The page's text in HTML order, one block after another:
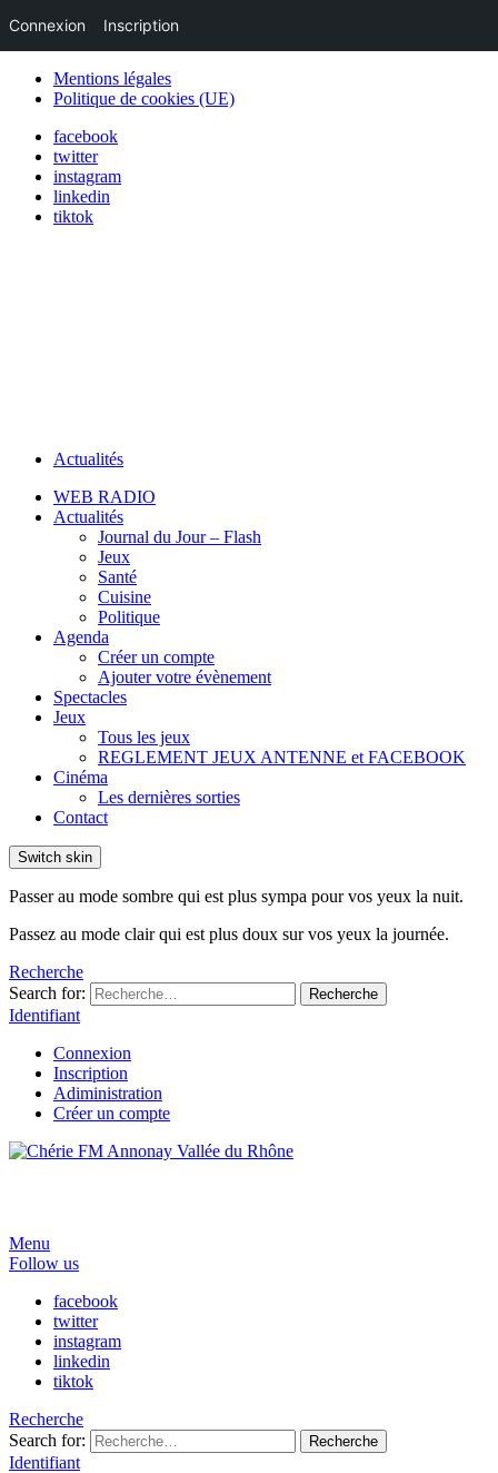
Mentions légales
Politique de cookies (UE)
facebook
twitter
instagram
linkedin
tiktok
Actualités
WEB RADIO
Actualités
Journal du Jour – Flash
Jeux
Santé
Cuisine
Politique
Agenda
Créer un compte
Ajouter votre évènement
Spectacles
Jeux
Tous les jeux
REGLEMENT JEUX ANTENNE et FACEBOOK
Cinéma
Les dernières sorties
Contact
Switch skin
Passer au mode sombre qui est plus sympa pour vos yeux la nuit.
Passez au mode clair qui est plus doux sur vos yeux la journée.
Recherche
Search for:
Recherche
Identifiant
Connexion
Inscription
Adiministration
Créer un compte
Menu
Follow us
facebook
twitter
instagram
linkedin
tiktok
Recherche
Search for:
Recherche
Identifiant
Connexion Inscription